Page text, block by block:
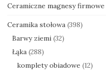
Ceramiczne magnesy firmowe
Ceramika stołowa (398)
Barwy ziemi (32)
Łąka (288)
komplety obiadowe (12)